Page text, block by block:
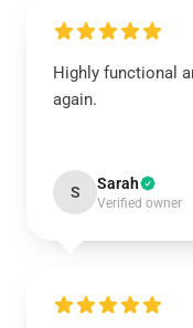
Highly functional
again.
S Sarah
Verified owner